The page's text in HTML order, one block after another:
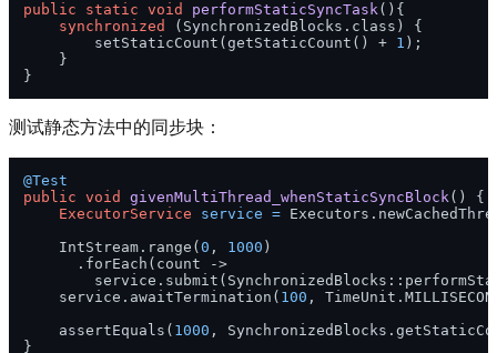
public static void performStaticSyncTask() {
synchronized
(SynchronizedBlocks.class) {
        setStaticCount(getStaticCount() +
1 );
    }
测试静态方法中的同步块：
@Test
public void givenMultiThread_whenStaticSyncBlock()
{
ExecutorService
service =
    IntStream.range(
0 , 1000 )
      .forEach(count ->
    service.awaitTermination(
100 ,
    assertEquals(
1000 ,